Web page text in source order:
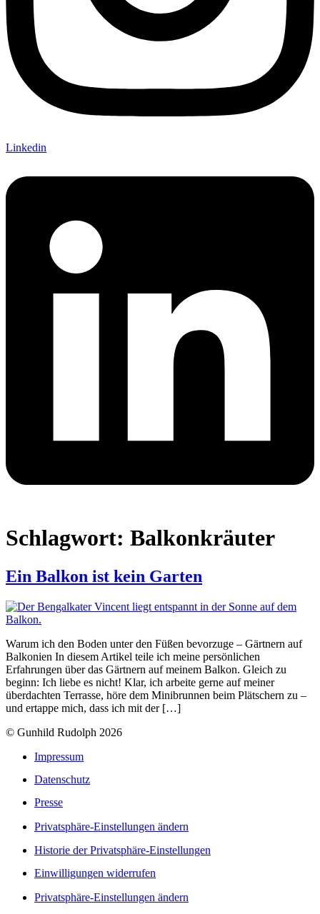
Linkedin
Schlagwort: Balkonkräuter
Ein Balkon ist kein Garten
Warum ich den Boden unter den Füßen bevorzuge – Gärtnern auf
Balkonien In diesem Artikel teile ich meine persönlichen
Erfahrungen über das Gärtnern auf meinem Balkon. Gleich zu
beginn: Ich liebe es nicht! Klar, ich arbeite gerne auf meiner
überdachten Terrasse, höre dem Minibrunnen beim Plätschern zu –
und ertappe mich, dass ich mit der […]
© Gunhild Rudolph 2026
Impressum
Datenschutz
Presse
Privatsphäre-Einstellungen ändern
Historie der Privatsphäre-Einstellungen
Einwilligungen widerrufen
Privatsphäre-Einstellungen ändern